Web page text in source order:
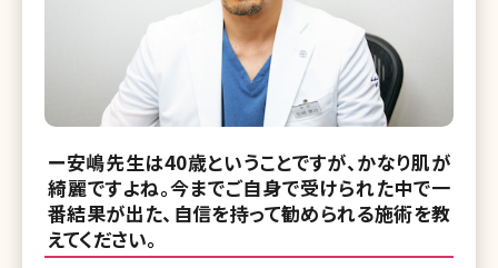
ー安嶋先生は40歳ということですが、かなり肌が
綺麗ですよね。今までご自身で受けられた中で一
番結果が出た、自信を持って勧められる施術を教
えてください。